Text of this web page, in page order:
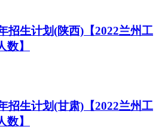
招生计划(陕西)【2022兰州工
】
招生计划(甘肃)【2022兰州工
】